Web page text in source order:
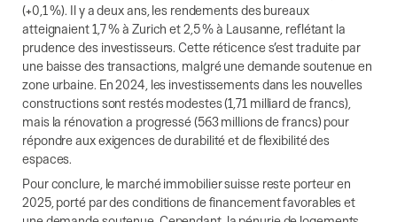
(+0,1 %). Il y a deux ans, les rendements des bureaux
atteignaient 1,7 % à Zurich et 2,5 % à Lausanne, reflétant la
prudence des investisseurs. Cette réticence s’est traduite par
une baisse des transactions, malgré une demande soutenue en
zone urbaine. En 2024, les investissements dans les nouvelles
constructions sont restés modestes (1,71 milliard de francs),
mais la rénovation a progressé (563 millions de francs) pour
répondre aux exigences de durabilité et de flexibilité des
espaces.
Pour conclure, le marché immobilier suisse reste porteur en
2025, porté par des conditions de financement favorables et